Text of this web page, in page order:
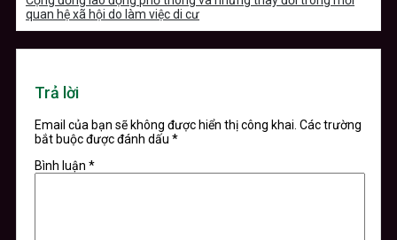
quan hệ xã hội do làm việc di cư
Trả lời
Email của bạn sẽ không được hiển thị công khai. Các trường
bắt buộc được đánh dấu *
Bình luận *